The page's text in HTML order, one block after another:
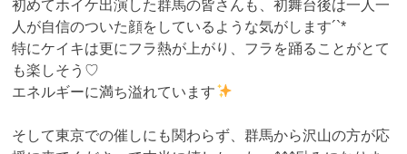
初めてホイケ出演した群馬の皆さんも、初舞台後は一人一
人が自信のついた顔をしているような気がします´`*
特にケイキは更にフラ熱が上がり、フラを踊ることがとて
も楽しそう♡
エネルギーに満ち溢れています
そして東京での催しにも関わらず、群馬から沢山の方が応